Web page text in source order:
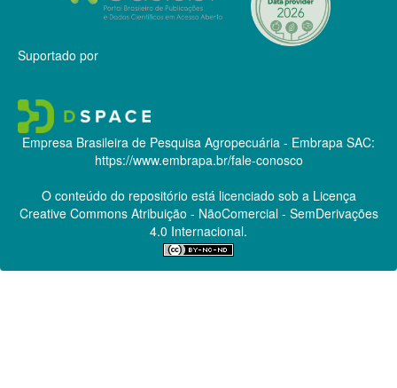
Suportado por
Empresa Brasileira de Pesquisa Agropecuária - Embrapa SAC:
https://www.embrapa.br/fale-conosco
O conteúdo do repositório está licenciado sob a Licença
Creative CommonsAtribuição - NãoComercial - SemDerivações
4.0 Internacional.